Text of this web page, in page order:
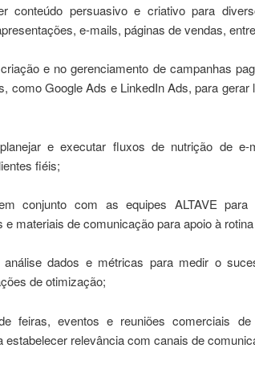
conteúdo persuasivo e criativo para
e-mails, páginas de vendas,
e no gerenciamento de campanhas
como Google Ads e LinkedIn Ads, para
e executar fluxos de nutrição de
fiéis;
conjunto com as equipes ALTAVE
e materiais de comunicação para apoio à
análise dados e métricas para medir o
de otimização;
feiras, eventos e reuniões comerciais
estabelecer relevância com canais de